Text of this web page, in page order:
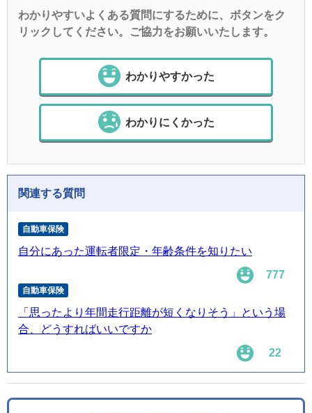
わかりやすいよくある質問にするために、ボタンをク
リックしてください。ご協力をお願いいたします。
わかりやすかった
わかりにくかった
関連する質問
自動車保険
自分にあった運転者限定・年齢条件を知りたい
777
自動車保険
「思ったより年間走行距離が短くなりそう」という場
合、どうすればいいですか
22